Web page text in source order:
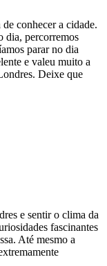
conhecer a cidade.
dia, percorremos
parar no dia
e valeu muito a
Deixe que
e sentir o clima da
fascinantes
Até mesmo a